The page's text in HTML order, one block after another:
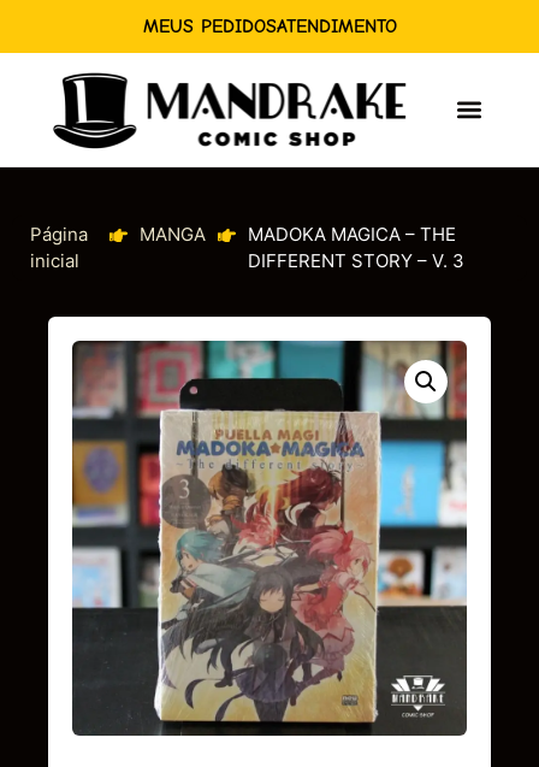
MEUS PEDIDOSATENDIMENTO
Página
inicial
MANGA
MADOKA MAGICA – THE
DIFFERENT STORY – V. 3